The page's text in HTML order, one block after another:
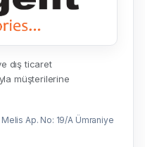
dış ticaret
müşterilerine
Ap. No: 19/A Ümraniye